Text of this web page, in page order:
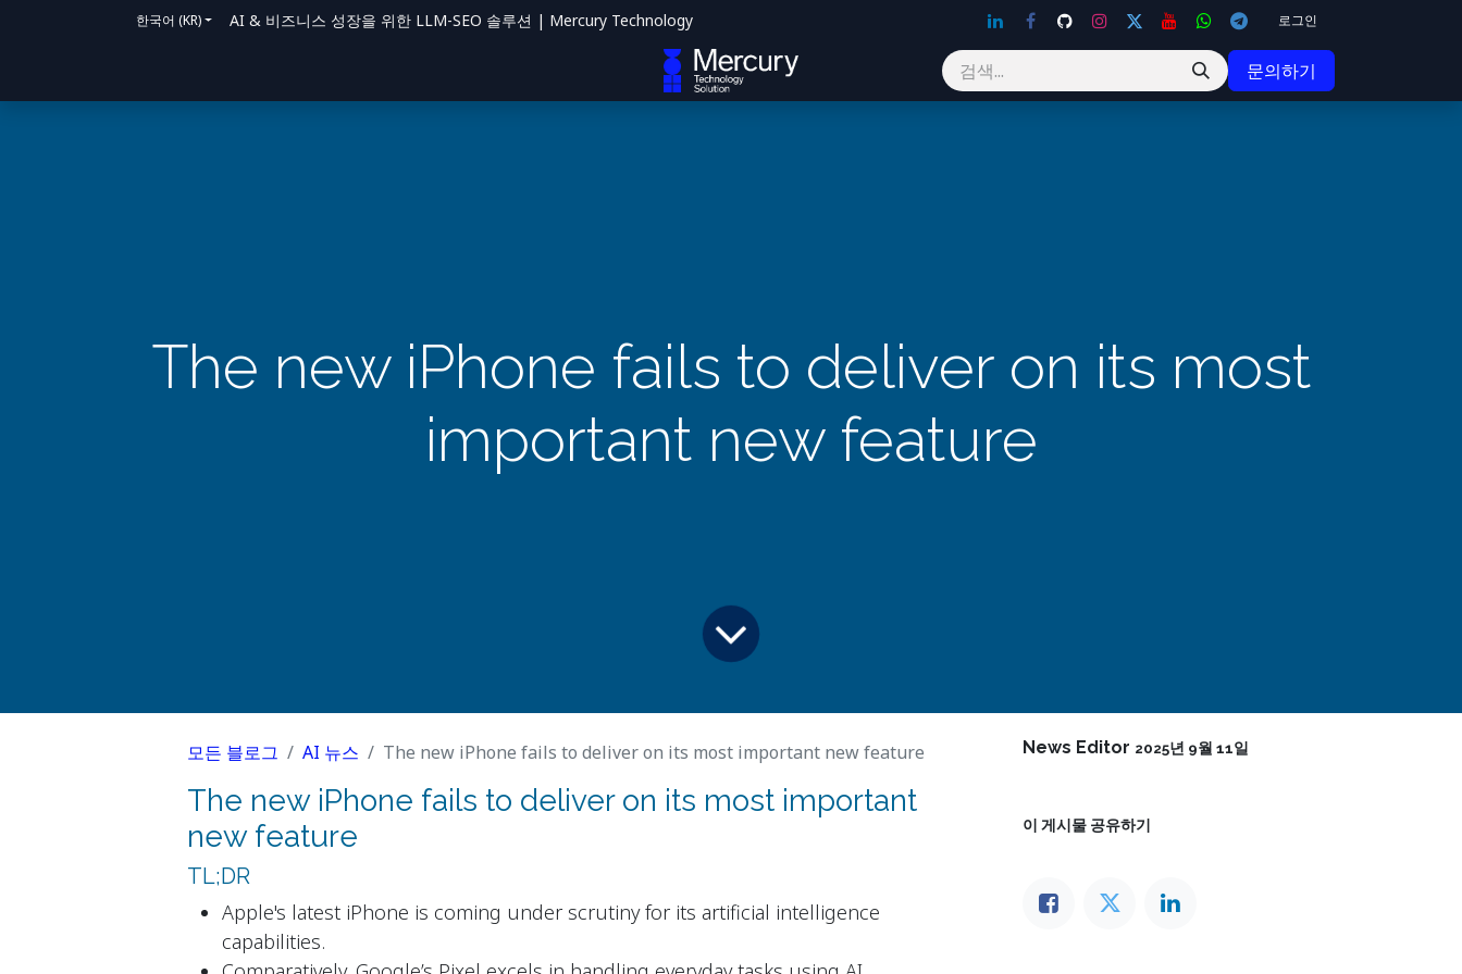
한국어 (KR) AI & 비즈니스 성장을 위한 LLM-SEO 솔루션 | Mercury Technology 로그인
문의하기
The new iPhone fails to deliver on its most
important new feature
모든 블로그 AI 뉴스 The new iPhone fails to deliver on its most important new feature
The new iPhone fails to deliver on its most important
new feature
TL;DR
Apple's latest iPhone is coming under scrutiny for its artificial intelligence
capabilities.
News Editor 2025년 9월 11일
이 게시물 공유하기